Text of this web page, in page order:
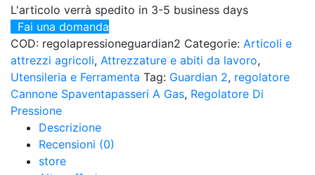
L'articolo verrà spedito in 3-5 business days
Fai una domanda
COD: regolapressioneguardian2 Categorie: Articoli e
attrezzi agricoli, Attrezzature e abiti da lavoro,
Utensileria e Ferramenta Tag: Guardian 2, regolatore
Cannone Spaventapasseri A Gas, Regolatore Di
Pressione
Descrizione
Recensioni (0)
store